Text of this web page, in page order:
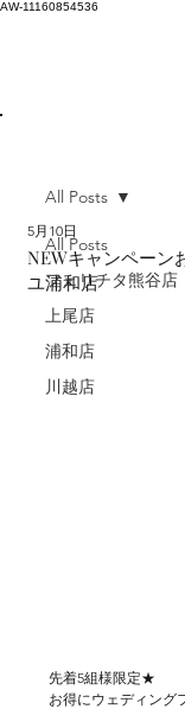
AW-11160854536
All Posts
フェリチタ熊谷店
上尾店
浦和店
川越店
All Posts
NEWキャンペー
ユ浦和店
5月10日
先着5組様限定★
お得にウェディング